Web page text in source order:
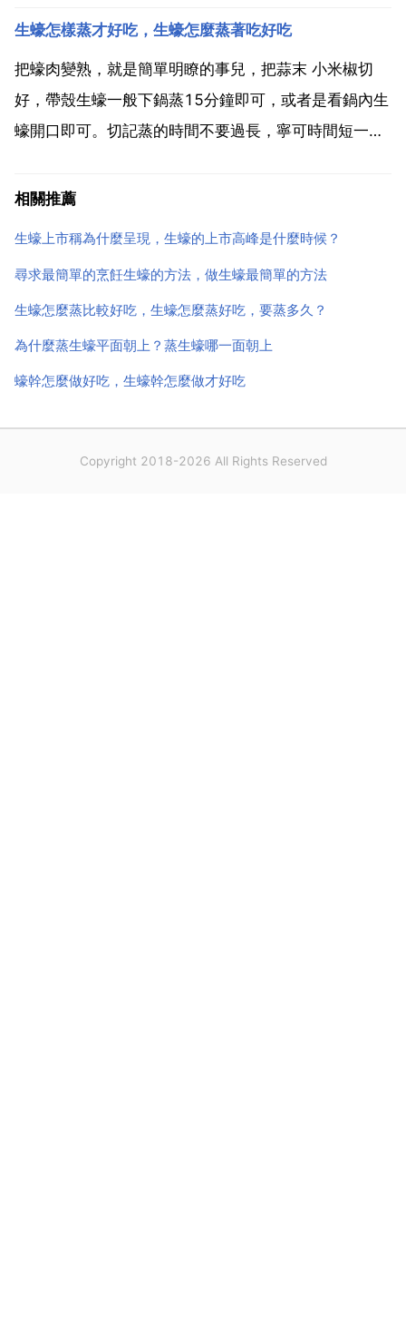
味覺 保拍神護免疫力意義重大，而牡蠣正是含鋅量襲帆
虧較高的食物之一。另外，牡蠣還富含核酸，能延緩 老
化，...
生蠔怎樣蒸才好吃，生蠔怎麼蒸著吃好吃
把蠔肉變熟，就是簡單明瞭的事兒，把蒜末 小米椒切
好，帶殼生蠔一般下鍋蒸15分鐘即可，或者是看鍋內生
蠔開口即可。切記蒸的時間不要過長，寧可時間短一
變瘦，口感也不夠滑嫩。其他配料都不用，就吃這自然
相關推薦
生蠔上市稱為什麼呈現，生蠔的上市高峰是什麼時候？
尋求最簡單的烹飪生蠔的方法，做生蠔最簡單的方法
生蠔怎麼蒸比較好吃，生蠔怎麼蒸好吃，要蒸多久？
為什麼蒸生蠔平面朝上？蒸生蠔哪一面朝上
蠔幹怎麼做好吃，生蠔幹怎麼做才好吃
Copyright 2018-2026 All Rights Reserved